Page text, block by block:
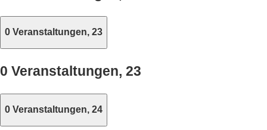
0 Veranstaltungen, 23
0 Veranstaltungen, 23
0 Veranstaltungen, 24